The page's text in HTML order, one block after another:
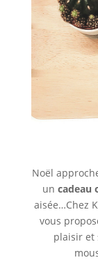
Noël
un cadeau
aisée…Chez
vous
plaisir et